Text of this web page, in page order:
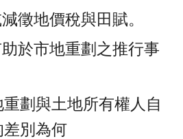
徵地價稅與田賦。
於市地重劃之推行事
劃與土地所有權人自
別為何